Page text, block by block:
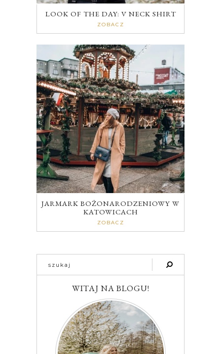
LOOK OF THE DAY: V NECK SHIRT
ZOBACZ
JARMARK BOŻONARODZENIOWY W
KATOWICACH
ZOBACZ
WITAJ NA BLOGU!